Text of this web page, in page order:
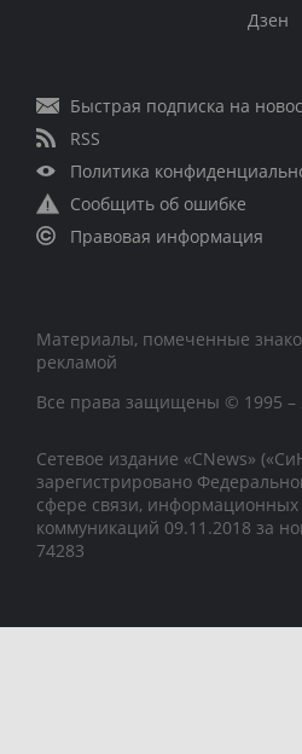
Дзен
Быстрая подписка на
RSS
Политика
Сообщить об ошибке
Правовая информация
Материалы, помеченные
рекламой
Все права защищены © 1995 –
Сетевое издание «CNews»
зарегистрировано
сфере связи, информационных
коммуникаций 09.11.2018 за
74283